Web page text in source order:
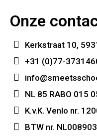
Onze
Kerkstraat 10,
+31 (0)77-
NL 85 RABO 015
K.v.K. Venlo nr.
BTW nr.